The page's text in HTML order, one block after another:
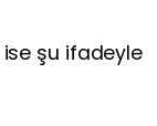
şu ifadeyle